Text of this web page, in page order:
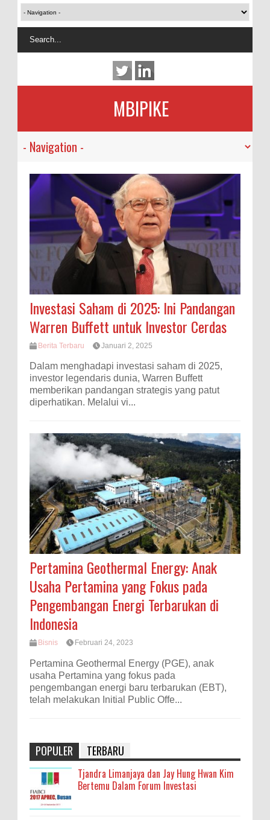
MBIPIKE
Investasi Saham di 2025: Ini Pandangan
Warren Buffett untuk Investor Cerdas
Berita Terbaru Januari 2, 2025
Dalam menghadapi investasi saham di 2025,
investor legendaris dunia, Warren Buffett
memberikan pandangan strategis yang patut
diperhatikan. Melalui vi...
Pertamina Geothermal Energy: Anak
Usaha Pertamina yang Fokus pada
Pengembangan Energi Terbarukan di
Indonesia
Bisnis Februari 24, 2023
Pertamina Geothermal Energy (PGE), anak
usaha Pertamina yang fokus pada
pengembangan energi baru terbarukan (EBT),
telah melakukan Initial Public Offe...
POPULER TERBARU
Tjandra Limanjaya dan Jay Hung Hwan Kim
Bertemu Dalam Forum Investasi